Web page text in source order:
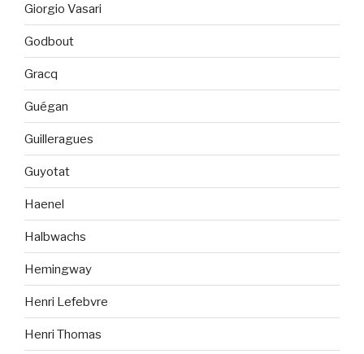
Giorgio Vasari
Godbout
Gracq
Guégan
Guilleragues
Guyotat
Haenel
Halbwachs
Hemingway
Henri Lefebvre
Henri Thomas